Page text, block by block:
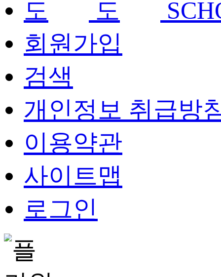
회원가입
검색
개인정보 취급방
이용약관
사이트맵
로그인